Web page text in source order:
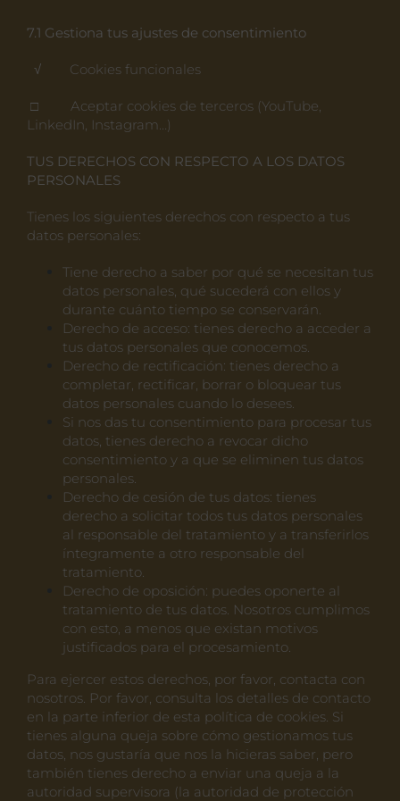
7.1 Gestiona tus ajustes de consentimiento
√ Cookies funcionales
□ Aceptar cookies de terceros (YouTube,
LinkedIn, Instagram…)
TUS DERECHOS CON RESPECTO A LOS DATOS
PERSONALES
Tienes los siguientes derechos con respecto a tus
datos personales:
Tiene derecho a saber por qué se necesitan tus
datos personales, qué sucederá con ellos y
durante cuánto tiempo se conservarán.
Derecho de acceso: tienes derecho a acceder a
tus datos personales que conocemos.
Derecho de rectificación: tienes derecho a
completar, rectificar, borrar o bloquear tus
datos personales cuando lo desees.
Si nos das tu consentimiento para procesar tus
datos, tienes derecho a revocar dicho
consentimiento y a que se eliminen tus datos
personales.
Derecho de cesión de tus datos: tienes
derecho a solicitar todos tus datos personales
al responsable del tratamiento y a transferirlos
íntegramente a otro responsable del
tratamiento.
Derecho de oposición: puedes oponerte al
tratamiento de tus datos. Nosotros cumplimos
con esto, a menos que existan motivos
justificados para el procesamiento.
Para ejercer estos derechos, por favor, contacta con
nosotros. Por favor, consulta los detalles de contacto
en la parte inferior de esta política de cookies. Si
tienes alguna queja sobre cómo gestionamos tus
datos, nos gustaría que nos la hicieras saber, pero
también tienes derecho a enviar una queja a la
autoridad supervisora (la autoridad de protección